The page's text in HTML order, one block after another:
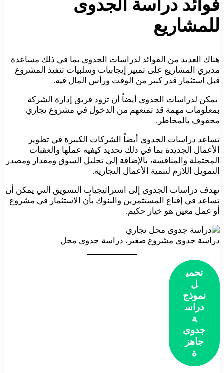
فوائد دراسة الجدوى
للمشاريع
هناك العديد من الفوائد لدراسات الجدوى بما في ذلك مساعدة
مديري المشاريع على تمييز إيجابيات وسلبيات تنفيذ المشروع
قبل استثمار قدر كبير من الوقت ورأس المال فيه.
يمكن لدراسات الجدوى أيضاً أن تزود فريق إدارة الشركة
بمعلومات مهمة قد تمنعهم من الدخول في مشروع تجاري
محفوف بالمخاطر.
تساعد دراسات الجدوى أيضاً الشركات الكبيرة في تطوير
الأعمال الجديدة بما في ذلك تحديد كيفية عملها والعقبات
المحتملة والمنافسة، بالإضافة إلى تحليل السوق ومقدار ومصدر
التمويل اللازم لتنمية الأعمال التجارية.
تهدف دراسات الجدوى إلى استراتيجيات التسويق التي يمكن أن
تساعد في إقناع المستثمرين والبنوك بأن الاستثمار في مشروع
أو عمل معين هو خيار حكيم.
دراسة جدوى مشروع صغير، دراسة جدوى محل
تحمي
ل
نموذج
دراس
ة
جدوى
جاهز
ة